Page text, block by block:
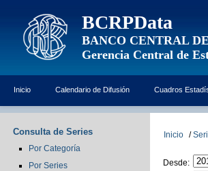
BCRPData
BANCO CENTRAL
Gerencia Central de
Inicio Calendario de Difusión Cuadros
Consulta de Series
Por Categoría
Por Series
Inicio /
Desde: